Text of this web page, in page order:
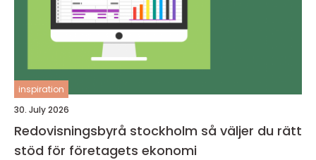
inspiration
30. July 2026
Redovisningsbyrå stockholm så väljer du rätt
stöd för företagets ekonomi